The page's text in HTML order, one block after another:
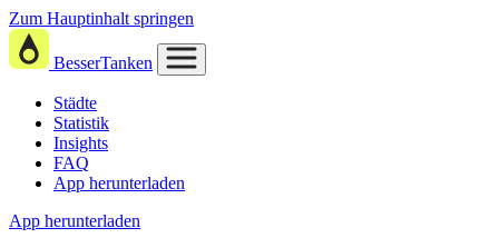
Zum Hauptinhalt springen
BesserTanken
Städte
Statistik
Insights
FAQ
App herunterladen
App herunterladen